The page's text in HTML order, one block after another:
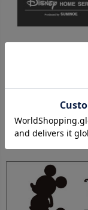
１００エーカーの森
豊かな自然の中を散
純粋で素朴な雰囲気
ます。
繊細でエレガントな